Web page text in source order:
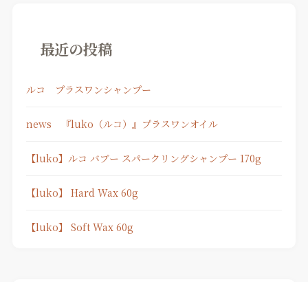
最近の投稿
ルコ プラスワンシャンプー
news 『luko（ルコ）』プラスワンオイル
【luko】ルコ バブー スパークリングシャンプー 170g
【luko】 Hard Wax 60g
【luko】 Soft Wax 60g